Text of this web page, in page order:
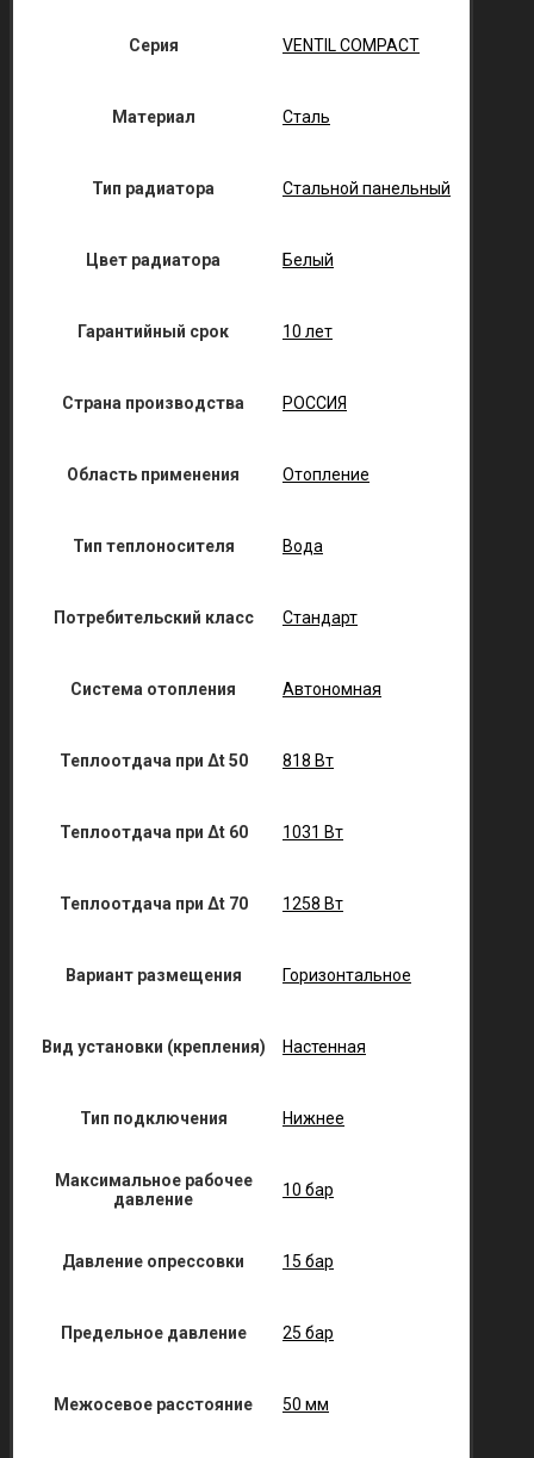
Серия VENTIL COMPACT
Материал Сталь
Тип радиатора Стальной панельный
Цвет радиатора Белый
Гарантийный срок 10 лет
Страна производства РОССИЯ
Область применения Отопление
Тип теплоносителя Вода
Потребительский класс Стандарт
Система отопления Автономная
Теплоотдача при Δt 50 818 Вт
Теплоотдача при Δt 60 1031 Вт
Теплоотдача при Δt 70 1258 Вт
Вариант размещения Горизонтальное
Вид установки (крепления) Настенная
Тип подключения Нижнее
Максимальное рабочее
давление
10 бар
Давление опрессовки 15 бар
Предельное давление 25 бар
Межосевое расстояние 50 мм